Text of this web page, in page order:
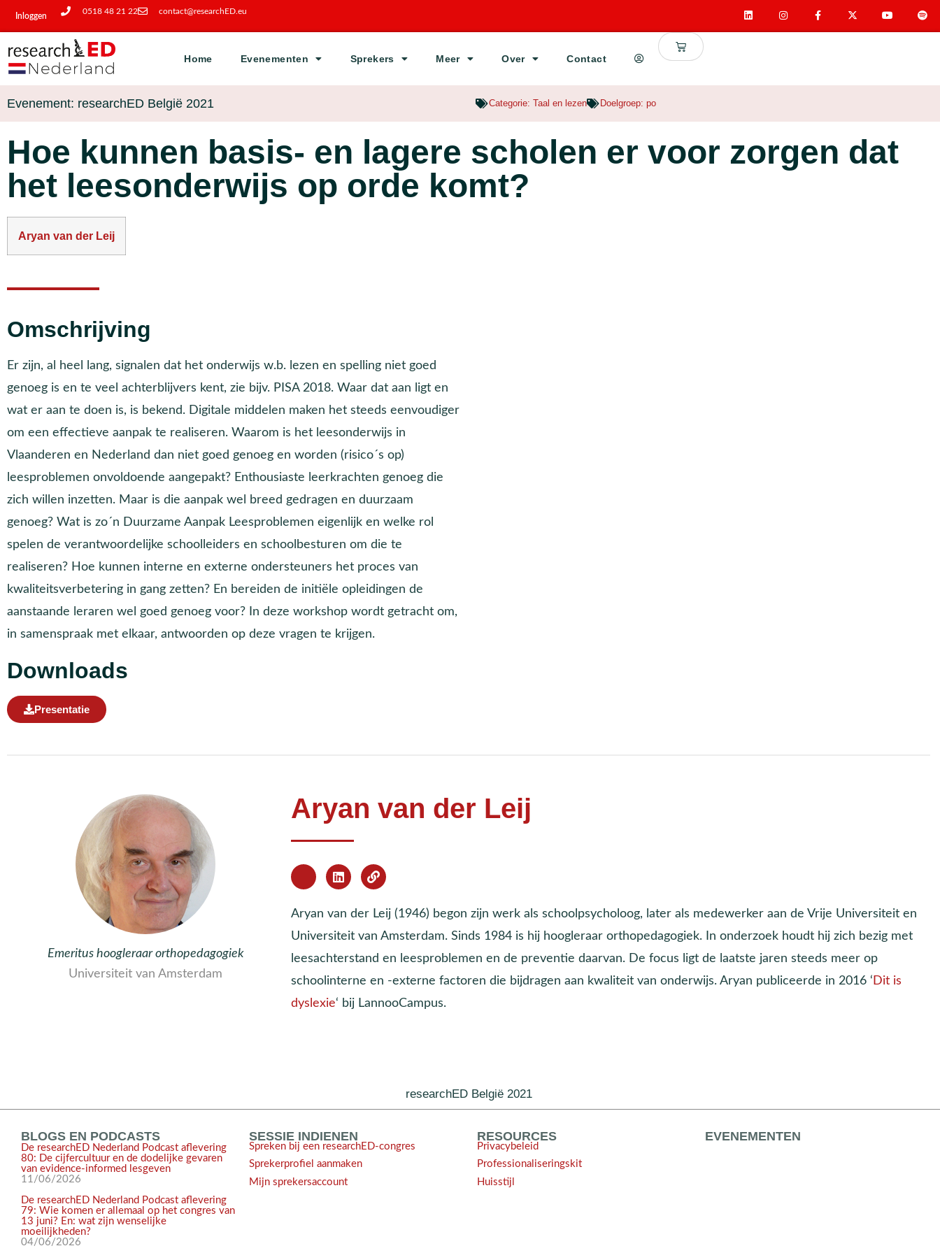
Inloggen
0518 48 21 22 contact@researchED.eu
Home Evenementen Sprekers Meer Over Contact
Evenement: researchED België 2021 Categorie: Taal en lezen Doelgroep: po
Hoe kunnen basis- en lagere scholen er voor zorgen dat
het leesonderwijs op orde komt?
Aryan van der Leij
Omschrijving
Er zijn, al heel lang, signalen dat het onderwijs w.b. lezen en spelling niet goed
genoeg is en te veel achterblijvers kent, zie bijv. PISA 2018. Waar dat aan ligt en
wat er aan te doen is, is bekend. Digitale middelen maken het steeds eenvoudiger
om een effectieve aanpak te realiseren. Waarom is het leesonderwijs in
Vlaanderen en Nederland dan niet goed genoeg en worden (risico´s op)
leesproblemen onvoldoende aangepakt? Enthousiaste leerkrachten genoeg die
zich willen inzetten. Maar is die aanpak wel breed gedragen en duurzaam
genoeg? Wat is zo´n Duurzame Aanpak Leesproblemen eigenlijk en welke rol
spelen de verantwoordelijke schoolleiders en schoolbesturen om die te
realiseren? Hoe kunnen interne en externe ondersteuners het proces van
kwaliteitsverbetering in gang zetten? En bereiden de initiële opleidingen de
aanstaande leraren wel goed genoeg voor? In deze workshop wordt getracht om,
in samenspraak met elkaar, antwoorden op deze vragen te krijgen.
Downloads
Presentatie
Emeritus hoogleraar orthopedagogiek
Universiteit van Amsterdam
Aryan van der Leij
Aryan van der Leij (1946) begon zijn werk als schoolpsycholoog, later als medewerker aan de Vrije Universiteit en
Universiteit van Amsterdam. Sinds 1984 is hij hoogleraar orthopedagogiek. In onderzoek houdt hij zich bezig met
leesachterstand en leesproblemen en de preventie daarvan. De focus ligt de laatste jaren steeds meer op
schoolinterne en -externe factoren die bijdragen aan kwaliteit van onderwijs. Aryan publiceerde in 2016 ‘ Dit is
dyslexie‘ bij LannooCampus.
researchED België 2021
BLOGS EN PODCASTS
De researchED Nederland Podcast aflevering
80: De cijfercultuur en de dodelijke gevaren
van evidence-informed lesgeven
11/06/2026
De researchED Nederland Podcast aflevering
79: Wie komen er allemaal op het congres van
13 juni? En: wat zijn wenselijke
moeilijkheden?
04/06/2026
SESSIE INDIENEN
Spreken bij een researchED-congres
Sprekerprofiel aanmaken
Mijn sprekersaccount
RESOURCES
Privacybeleid
Professionaliseringskit
Huisstijl
EVENEMENTEN